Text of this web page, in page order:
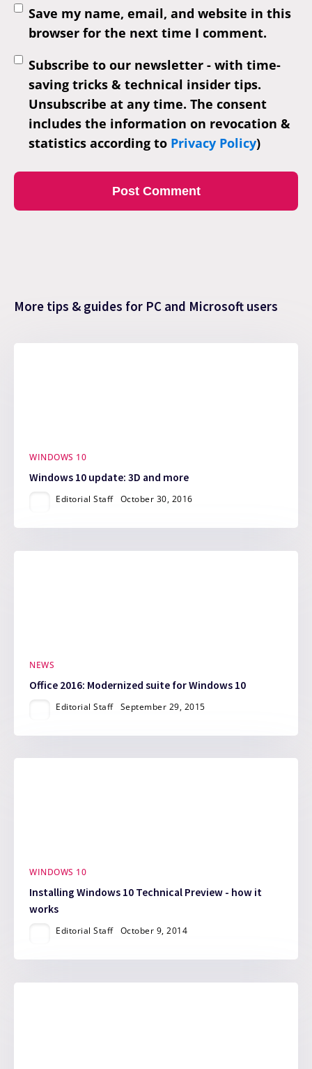
Save my name, email, and website in this
browser for the next time I comment.
Subscribe to our newsletter - with time-
saving tricks & technical insider tips.
Unsubscribe at any time. The consent
includes the information on revocation &
statistics according to Privacy Policy)
More tips & guides for PC and Microsoft users
WINDOWS 10
Windows 10 update: 3D and more
Editorial Staff October 30, 2016
NEWS
Office 2016: Modernized suite for Windows 10
Editorial Staff September 29, 2015
WINDOWS 10
Installing Windows 10 Technical Preview - how it
works
Editorial Staff October 9, 2014